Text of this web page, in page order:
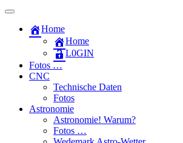
Toggle
field
Home
Home
L​0​​GIN
Fotos …
CNC
Technische Daten
Fotos
Astronomie
Astronomie! Warum?
Fotos …